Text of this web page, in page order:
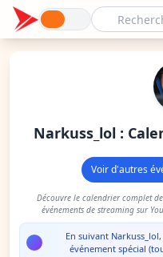
Narkuss_lol :
Voir d'autres
Découvre le calendrier complet
événements de streaming sur
En suivant
événement spécial